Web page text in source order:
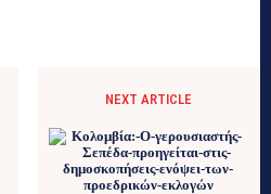
NEXT ARTICLE